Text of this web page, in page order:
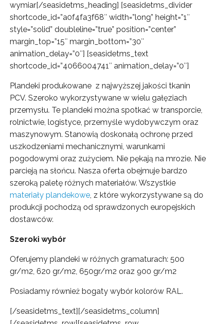
wymiar[/seasidetms_heading] [seasidetms_divider
shortcode_id=”a0f4fa3f68″ width=”long” height=”1″
style=”solid” doubleline=”true” position=”center”
margin_top=”15″ margin_bottom=”30″
animation_delay=”0″] [seasidetms_text
shortcode_id=”4066004741″ animation_delay=”0″]
Plandeki produkowane z najwyższej jakości tkanin
PCV. Szeroko wykorzystywane w wielu gałęziach
przemysłu. Te plandeki można spotkać w transporcie,
rolnictwie, logistyce, przemyśle wydobywczym oraz
maszynowym. Stanowią doskonałą ochronę przed
uszkodzeniami mechanicznymi, warunkami
pogodowymi oraz zużyciem. Nie pękają na mrozie. Nie
parcieją na słońcu. Nasza oferta obejmuje bardzo
szeroką paletę różnych materiałów. Wszystkie
materiały plandekowe, z które wykorzystywane są do
produkcji pochodzą od sprawdzonych europejskich
dostawców.
Szeroki wybór
Oferujemy plandeki w różnych gramaturach: 500
gr/m2, 620 gr/m2, 650gr/m2 oraz 900 gr/m2
Posiadamy również bogaty wybór kolorów RAL.
[/seasidetms_text][/seasidetms_column]